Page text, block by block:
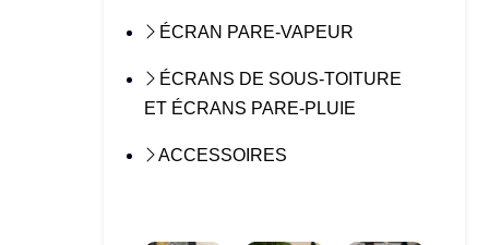
ÉCRAN PARE-VAPEUR
ÉCRANS DE SOUS-TOITURE
ET ÉCRANS PARE-PLUIE
ACCESSOIRES